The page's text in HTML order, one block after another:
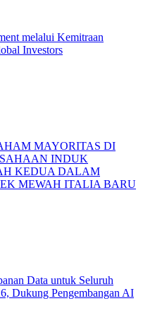
melalui Kemitraan
Investors
MAYORITAS DI
INDUK
KEDUA DALAM
MEWAH ITALIA BARU
Data untuk Seluruh
Dukung Pengembangan AI